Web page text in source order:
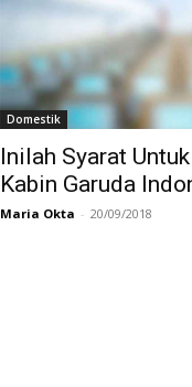
Domestik
Inilah Syarat
Kabin Garuda
Maria Okta - 20/09/2018